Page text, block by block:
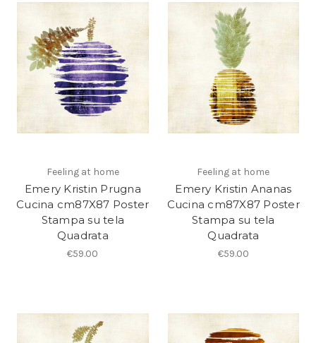
Feeling at home
Emery Kristin Prugna
Cucina cm87X87 Poster
Stampa su tela
Quadrata
€59.00
Feeling at home
Emery Kristin Ananas
Cucina cm87X87 Poster
Stampa su tela
Quadrata
€59.00